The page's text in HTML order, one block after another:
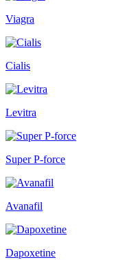
Viagra
Cialis
Levitra
Super P-force
Avanafil
Dapoxetine